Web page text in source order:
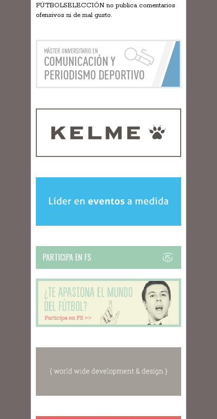
FÚTBOLSELECCIÓN no publica comentarios
ofensivos ni de mal gusto.
PARTICIPA EN FS